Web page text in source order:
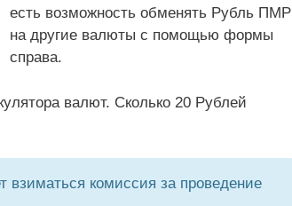
есть возможность обменять Рубль ПМР
на другие валюты с помощью формы
справа.
валют. Сколько 20 Рублей
комиссия за проведение